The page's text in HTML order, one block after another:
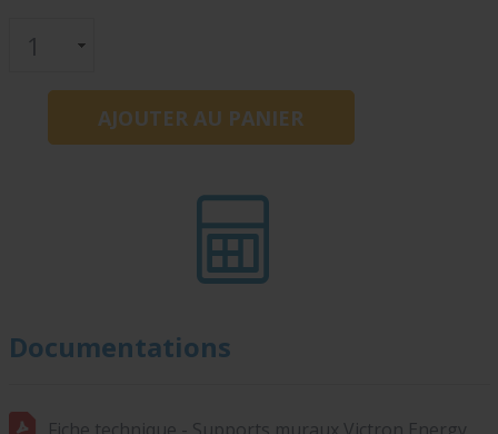
Documentations